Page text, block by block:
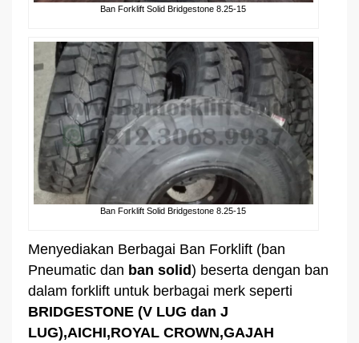
Ban Forklift Solid Bridgestone 8.25-15
Ban Forklift Solid Bridgestone 8.25-15
Menyediakan Berbagai Ban Forklift (ban
Pneumatic dan ban solid) beserta dengan ban
dalam forklift untuk berbagai merk seperti
BRIDGESTONE (V LUG dan J
LUG),AICHI,ROYAL CROWN,GAJAH